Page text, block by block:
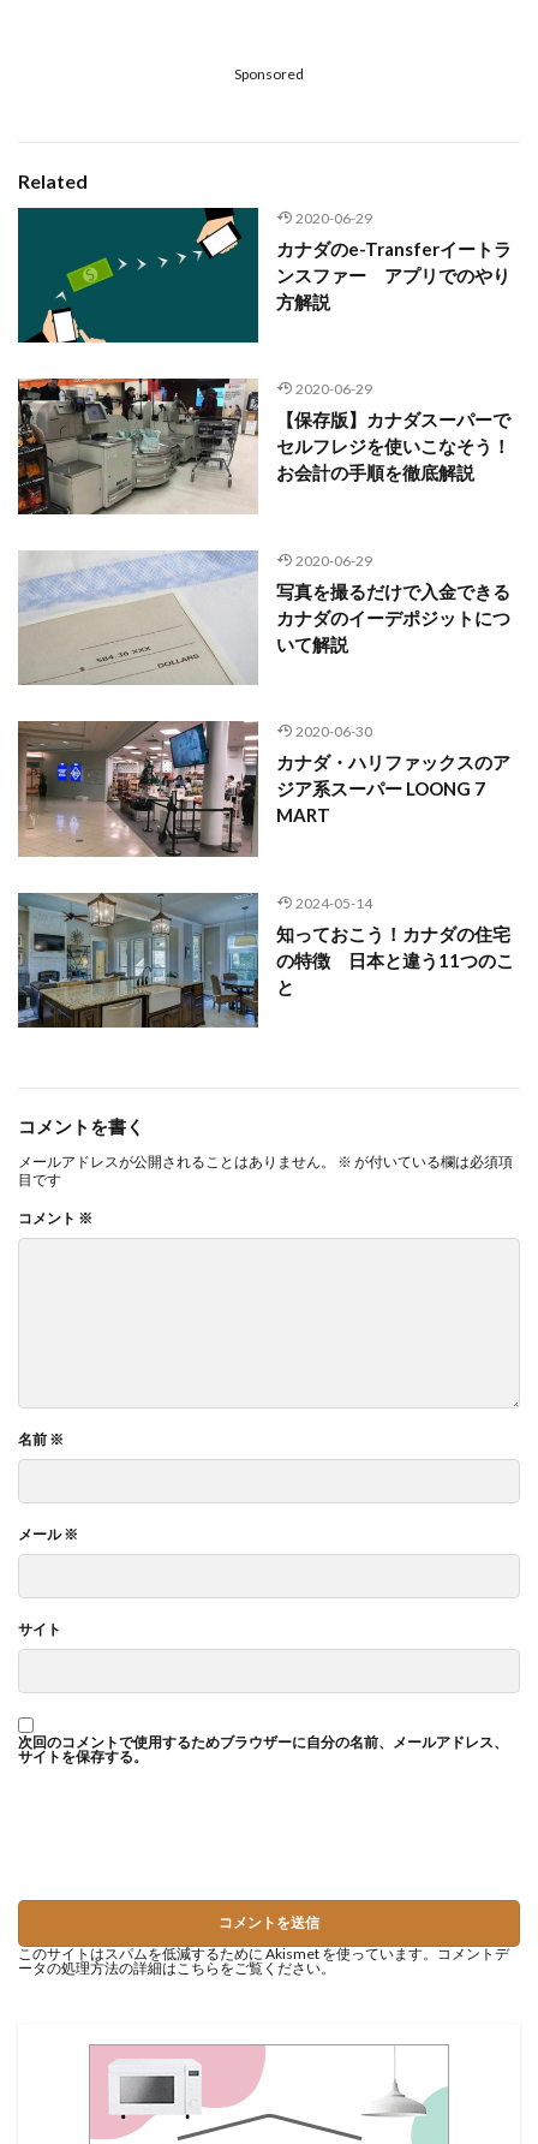
Sponsored
Related
2020-06-29
カナダのe-Transferイートラ
ンスファー アプリでのやり
方解説
2020-06-29
【保存版】カナダスーパーで
セルフレジを使いこなそう！
お会計の手順を徹底解説
2020-06-29
写真を撮るだけで入金できる
カナダのイーデポジットにつ
いて解説
2020-06-30
カナダ・ハリファックスのア
ジア系スーパー LOONG 7
MART
2024-05-14
知っておこう！カナダの住宅
の特徴 日本と違う11つのこ
と
コメントを書く
メールアドレスが公開されることはありません。 ※ が付いている欄は必須項
目です
コメント ※
名前 ※
メール※
サイト
次回のコメントで使用するためブラウザーに自分の名前、メールアドレス、
サイトを保存する。
このサイトはスパムを低減するために Akismet を使っています。 コメントデ
ータの処理方法の詳細はこちらをご覧ください。